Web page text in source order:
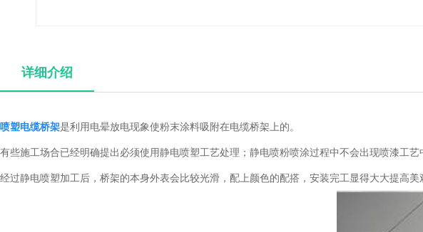
详细介绍
喷塑电缆桥架是利用电晕放电现象使粉末涂料吸附在电缆桥架上的。
有些施工场合已经明确提出必须使用静电喷塑工艺处理；静电喷粉喷涂过程中不会出现喷漆工艺
经过静电喷塑加工后，桥架的本身外表会比较光滑，配上颜色的配搭，安装完工显得大大提高美